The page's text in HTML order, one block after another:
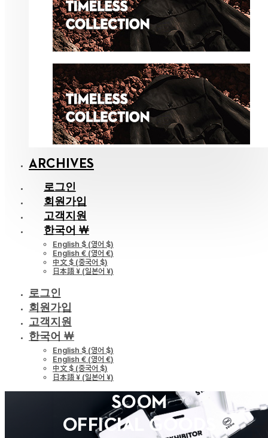
ARCHIVES
로그인
회원가입
고객지원
한국어 ￦
English $ (영어 $)
English € (영어 €)
中文 $ (중국어 $)
日本語 ¥ (일본어 ¥)
로그인
회원가입
고객지원
한국어 ￦
English $ (영어 $)
English € (영어 €)
中文 $ (중국어 $)
日本語 ¥ (일본어 ¥)
SOOM
OFFICIAL GOODS